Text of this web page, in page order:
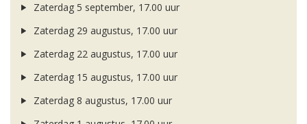
Zaterdag 5 september, 17.00 uur
Zaterdag 29 augustus, 17.00 uur
Zaterdag 22 augustus, 17.00 uur
Zaterdag 15 augustus, 17.00 uur
Zaterdag 8 augustus, 17.00 uur